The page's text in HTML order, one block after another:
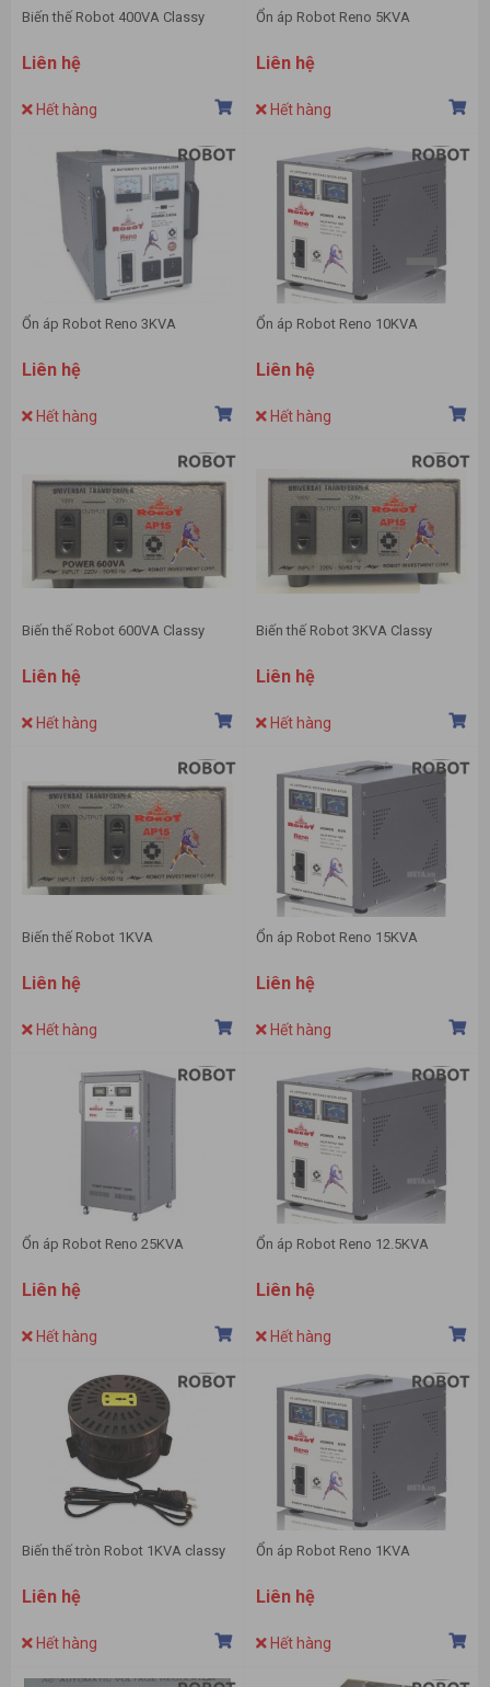
Biến thế Robot 400VA Classy
Liên hệ
Hết hàng
Ổn áp Robot Reno 5KVA
Liên hệ
Hết hàng
Ổn áp Robot Reno 3KVA
Liên hệ
Hết hàng
Ổn áp Robot Reno 10KVA
Liên hệ
Hết hàng
Biến thế Robot 600VA Classy
Liên hệ
Hết hàng
Biến thế Robot 3KVA Classy
Liên hệ
Hết hàng
Biến thế Robot 1KVA
Liên hệ
Hết hàng
Ổn áp Robot Reno 15KVA
Liên hệ
Hết hàng
Ổn áp Robot Reno 25KVA
Liên hệ
Hết hàng
Ổn áp Robot Reno 12.5KVA
Liên hệ
Hết hàng
Biến thế tròn Robot 1KVA classy
Liên hệ
Hết hàng
Ổn áp Robot Reno 1KVA
Liên hệ
Hết hàng